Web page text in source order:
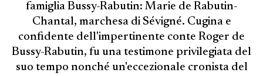
famiglia Bussy-Rabutin: Marie de Rabutin-
Chantal, marchesa di Sévigné. Cugina e
confidente dell'impertinente conte Roger de
Bussy-Rabutin, fu una testimone privilegiata del
suo tempo nonché un'eccezionale cronista del